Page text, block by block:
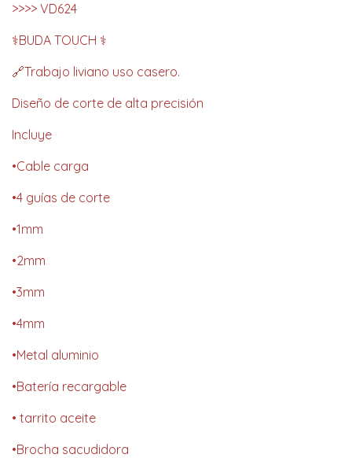
>>>> VD624
⚕️BUDA TOUCH ⚕️
🔗Trabajo liviano uso casero.
Diseño de corte de alta precisión
Incluye
•Cable carga
•4 guías de corte
•1mm
•2mm
•3mm
•4mm
•Metal aluminio
•Batería recargable
• tarrito aceite
•Brocha sacudidora